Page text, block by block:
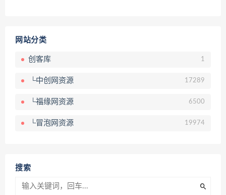
网站分类
创客库 1
└中创网资源 17289
└福缘网资源 6500
└冒泡网资源 19974
搜索